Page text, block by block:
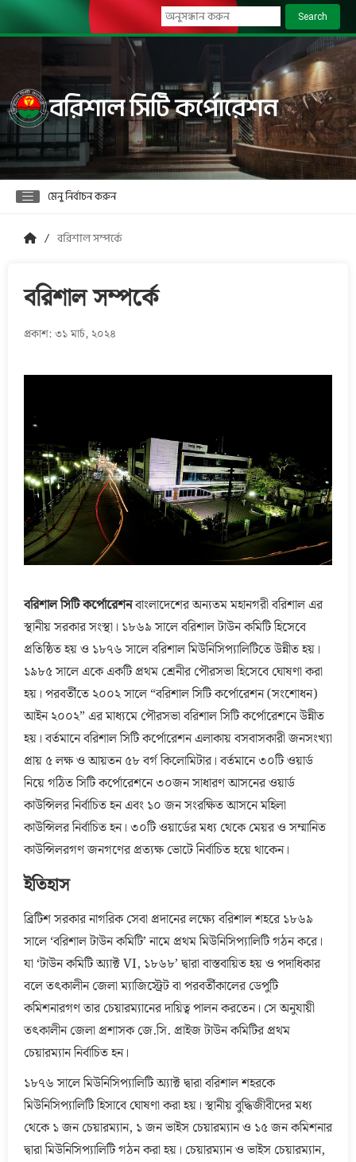
Search
বরিশাল সিটি কর্পোরেশন
মেনু নির্বাচন করুন
বরিশাল সম্পর্কে
বরিশাল সম্পর্কে
প্রকাশ: ৩১ মার্চ, ২০২৪
বরিশাল সিটি কর্পোরেশনবাংলাদেশের অন্যতম মহানগরী বরিশাল এর
স্থানীয় সরকার সংস্থা। ১৮৬৯ সালে বরিশাল টাউন কমিটি হিসেবে
প্রতিষ্ঠিত হয় ও ১৮৭৬ সালে বরিশাল মিউনিসিপ্যালিটিতে উন্নীত হয়।
১৯৮৫ সালে একে একটি প্রথম শ্রেনীর পৌরসভা হিসেবে ঘোষণা করা
হয়। পরবর্তীতে ২০০২ সালে “বরিশাল সিটি কর্পোরেশন (সংশোধন)
আইন ২০০২” এর মাধ্যমে পৌরসভা বরিশাল সিটি কর্পোরেশনে উন্নীত
হয়। বর্তমানে বরিশাল সিটি কর্পোরেশন এলাকায় বসবাসকারী জনসংখ্যা
প্রায় ৫ লক্ষ ও আয়তন ৫৮ বর্গ কিলোমিটার। বর্তমানে ৩০টি ওয়ার্ড
নিয়ে গঠিত সিটি কর্পোরেশনে ৩০জন সাধারণ আসনের ওয়ার্ড
কাউন্সিলর নির্বাচিত হন এবং ১০ জন সংরক্ষিত আসনে মহিলা
কাউন্সিলর নির্বাচিত হন। ৩০টি ওয়ার্ডের মধ্য থেকে মেয়র ও সম্মানিত
কাউন্সিলরগণ জনগণের প্রত্যক্ষ ভোটে নির্বাচিত হয়ে থাকেন।
ইতিহাস
ব্রিটিশ সরকার নাগরিক সেবা প্রদানের লক্ষ্যে বরিশাল শহরে ১৮৬৯
সালে ‘বরিশাল টাউন কমিটি’ নামে প্রথম মিউনিসিপ্যালিটি গঠন করে।
যা ‘টাউন কমিটি অ্যাক্ট VI, ১৮৬৮’ দ্বারা বাস্তবায়িত হয় ও পদাধিকার
বলে তৎকালীন জেলা ম্যাজিস্ট্রেট বা পরবর্তীকালের ডেপুটি
কমিশনারগণ তার চেয়ারম্যানের দায়িত্ব পালন করতেন। সে অনুযায়ী
তৎকালীন জেলা প্রশাসক জে.সি. প্রাইজ টাউন কমিটির প্রথম
চেয়ারম্যান নির্বাচিত হন।
১৮৭৬ সালে মিউনিসিপ্যালিটি অ্যাক্ট দ্বারা বরিশাল শহরকে
মিউনিসিপ্যালিটি হিসাবে ঘোষণা করা হয়। স্থানীয় বুদ্ধিজীবীদের মধ্য
থেকে ১ জন চেয়ারম্যান, ১ জন ভাইস চেয়ারম্যান ও ১৫ জন কমিশনার
দ্বারা মিউনিসিপ্যালিটি গঠন করা হয়। চেয়ারম্যান ও ভাইস চেয়ারম্যান,